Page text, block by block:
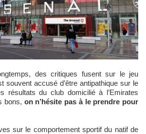
souvent accusé d’être antipathique sur le
résultats du club domicilié à l’Emirates
bons, on n’hésite pas à le prendre pour
sur le comportement sportif du natif de